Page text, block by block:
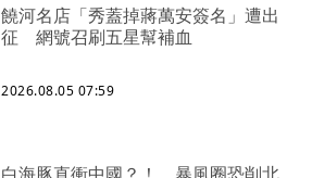
饒河名店「秀蓋掉蔣萬安簽名」遭出
征 網號召刷五星幫補血
2026.08.05 07:59